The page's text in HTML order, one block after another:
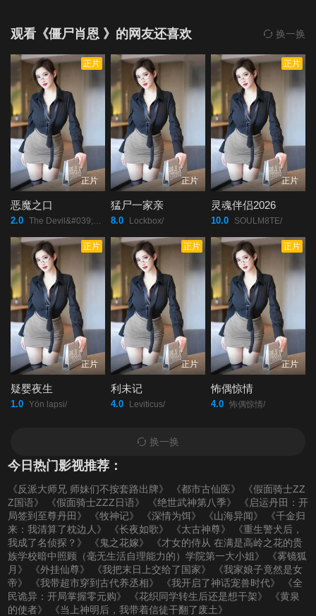
观看《僵尸肖恩 》的网友还喜欢 换一换
正片
正片
恶魔之口
2.0 The Devil&#039;s Mouth/
正片
猛尸一家亲
8.0 Lockbox/
正片
正片
灵魂伴侣2026
10.0 SOULM8TE/
正片
正片
疑婴夜生
1.0 Yön lapsi/
正片
正片
利未记
4.0 Leviticus/
正片
正片
怖偶惊情
4.0 怖偶惊情/
换一换
今日热门影视推荐：
《反派大师兄 师妹们不按套路出牌》 《都市古仙医》
《假面骑士ZZ
Z国语》
《假面骑士ZZZ日语》 《绝世武神第八季》
《启运丹田：开
局签到至尊丹田》
《牧神记》 《深情为饵》 《山海异闻》
《千金归
来：我清算了枕边人》
《长夜如歌》 《太古神尊》
《重生警犬后，
我成了名侦探？》
《鬼之花嫁》
《才女的侍从 在满是高岭之花的贵
族学校暗中照顾（毫无生活自理能力的）学院第一大小姐》
《雾镜狐
月》
《外挂仙尊》 《我把末日上交给了国家》
《我家娘子竟然是女
帝》
《我带超市穿到古代养丞相》 《我开启了神话宠兽时代》
《全
民诡异：开局掌握零元购》
《花织同学转生后还是想干架》
《黄泉
的使者》
《当上神明后，我带着信徒干翻了废土》